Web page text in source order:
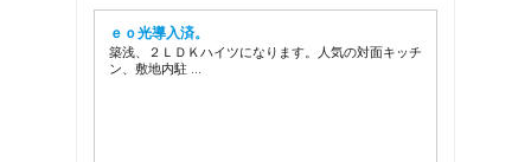
ｅｏ光導入済。
築浅、２ＬＤＫハイツになります。人気の対面キッチ
ン、敷地内駐 …